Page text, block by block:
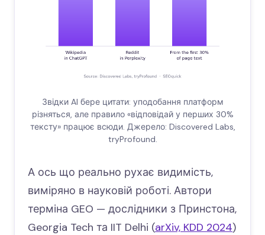
Звідки AI бере цитати: уподобання платформ
різняться, але правило «відповідай у перших 30%
тексту» працює всюди. Джерело: Discovered Labs,
tryProfound.
А ось що реально рухає видимість,
виміряно в науковій роботі. Автори
терміна GEO — дослідники з Принстона,
Georgia Tech та IIT Delhi (arXiv, KDD 2024)